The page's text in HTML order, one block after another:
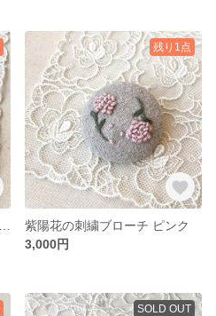
残り1点
紫陽花の刺繍ブローチ ピンク
3,000円
SOLD OUT